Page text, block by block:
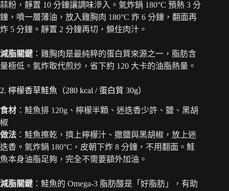
蒜粉，靜置 10 分鐘讓調味滲入。氣炸鍋 180°C 預熱 3 分
鐘，噴一層薄油，放入雞胸肉 180°C 炸 6 分鐘，翻面再
炸 5 分鐘。靜置 2 分鐘再切，鎖住肉汁。
減脂關鍵 ：雞胸肉是最純粹的蛋白質來源之一，脂肪含
量極低。氣炸取代煎炒，省下約 120 大卡的油脂熱量。
2. 檸檬香草鮭魚（280 kcal / 蛋白質 30g）
食材 ：鮭魚排 120g、檸檬半顆、迷迭香少許、鹽、黑胡
椒
做法 ：鮭魚擦乾，擠上檸檬汁、撒鹽與黑胡椒，放上迷
迭香。氣炸鍋 180°C，皮朝下炸 8 分鐘，不用翻面。鮭
魚本身油脂足夠，完全不需要額外加油。
減脂關鍵 ：鮭魚的 Omega-3 脂肪酸是「好脂肪」，有助